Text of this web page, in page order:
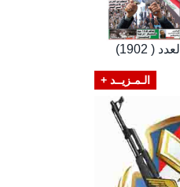
العدد ( 1902)
الـمـزيــد +